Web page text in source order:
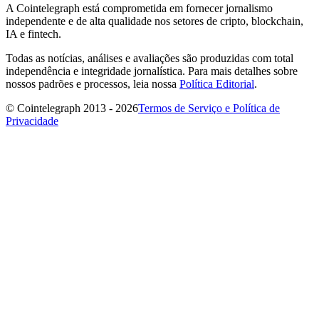
A Cointelegraph está comprometida em fornecer jornalismo
independente e de alta qualidade nos setores de cripto, blockchain,
IA e fintech.
Todas as notícias, análises e avaliações são produzidas com total
independência e integridade jornalística. Para mais detalhes sobre
nossos padrões e processos, leia nossa Política Editorial.
© Cointelegraph 2013 - 2026Termos de Serviço e Política de
Privacidade